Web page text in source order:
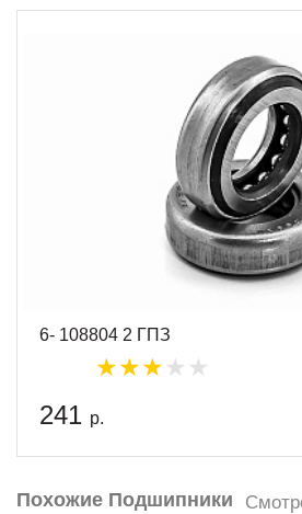
6- 108804 2 ГПЗ
241 р.
Похожие Подшипники